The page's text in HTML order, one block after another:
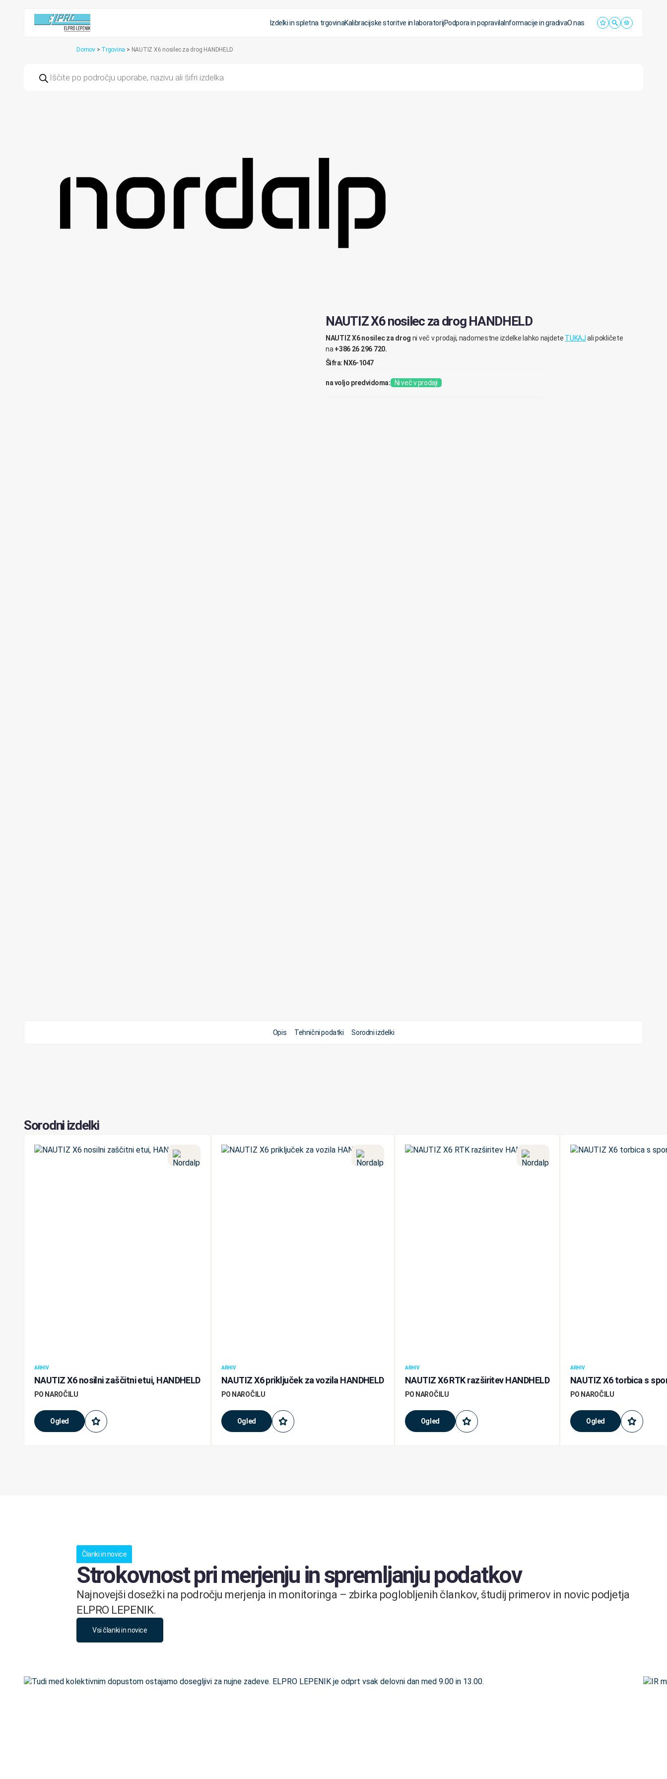
Izdelki in spletna trgovinaKalibracijske storitve in laboratorijPodpora in popravilaInformacije in gradivaO nas
Domov > Trgovina > NAUTIZ X6 nosilec za drog HANDHELD
search
NAUTIZ X6 nosilec za drog HANDHELD
NAUTIZ X6 nosilec za drog ni več v prodaji, nadomestne izdelke lahko najdete TUKAJali pokličete
na +386 26 296 720.
Šifra: NX6-1047
na voljo predvidoma: Ni več v prodaji
Opis Tehnični podatki Sorodni izdelki
Sorodni izdelki
ARHIV
NAUTIZ X6 nosilni zaščitni etui, HANDHELD
Ogled
PO NAROČILU
ARHIV
NAUTIZ X6 priključek za vozila HANDHELD
Ogled
PO NAROČILU
ARHIV
NAUTIZ X6 RTK razširitev HANDHELD
Ogled
PO NAROČILU
ARHIV
NAUTIZ X6 torbica s
Ogled
PO NAROČILU
Članki in novice
Strokovnost pri merjenju in spremljanju podatkov
Najnovejši dosežki na področju merjenja in monitoringa – zbirka poglobljenih člankov, študij primerov in novic podjetja
ELPRO LEPENIK.
Vsi članki in novice